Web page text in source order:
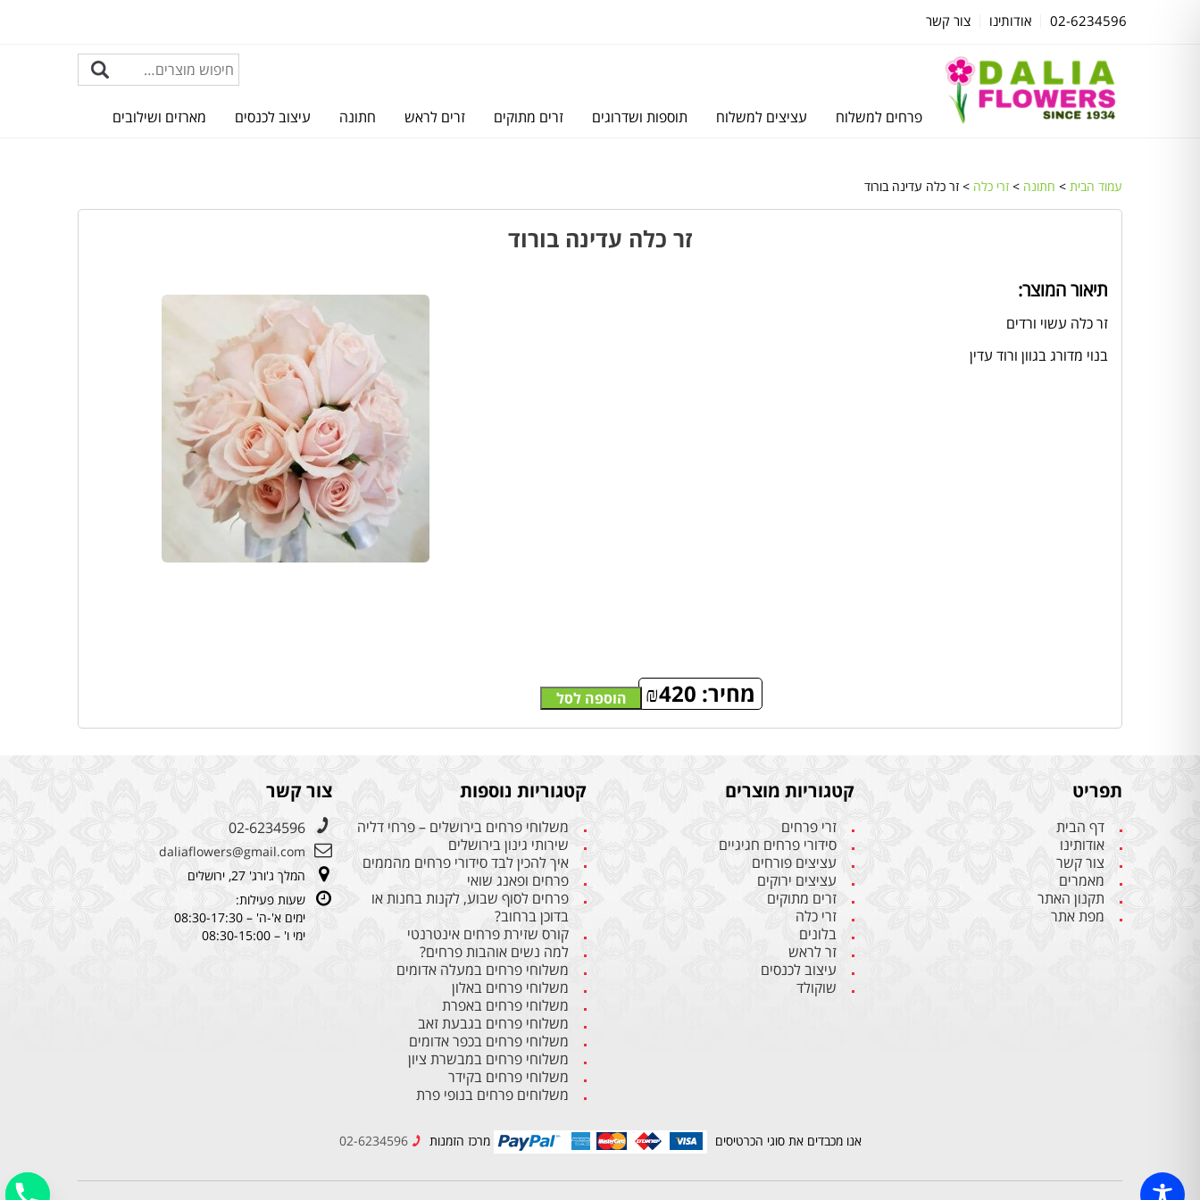
02-6234596 אודותינו צור קשר
פרחים למשלוח עציצים למשלוח תוספות ושדרוגים זרים מתוקים זרים לראש חתונה עיצוב לכנסים מארזים ושילובים
עמוד הבית > חתונה > זרי כלה > זר כלה עדינה בורוד
זר כלה עדינה בורוד
תיאור המוצר:
זר כלה עשוי ורדים
בנוי מדורג בגוון ורוד עדין
מחיר: ₪420 הוספה לסל
תפריט
דף הבית
אודותינו
צור קשר
מאמרים
תקנון האתר
מפת אתר
קטגוריות מוצרים
זרי פרחים
סידורי פרחים חגיגיים
עציצים פורחים
עציצים ירוקים
זרים מתוקים
זרי כלה
בלונים
זר לראש
עיצוב לכנסים
שוקולד
קטגוריות נוספות
משלוחי פרחים בירושלים – פרחי דליה
שירותי גינון בירושלים
איך להכין לבד סידורי פרחים מהממים
פרחים ופאנג שואי
פרחים לסוף שבוע, לקנות בחנות או
בדוכן ברחוב?
קורס שזירת פרחים אינטרנטי
למה נשים אוהבות פרחים?
משלוחי פרחים במעלה אדומים
משלוחי פרחים באלון
משלוחי פרחים באפרת
משלוחי פרחים בגבעת זאב
משלוחי פרחים בכפר אדומים
משלוחי פרחים במבשרת ציון
משלוחי פרחים בקידר
משלוחים פרחים בנופי פרת
צור קשר
02-6234596
daliaflowers@gmail.com
המלך ג'ורג' 27, ירושלים
שעות פעילות:
ימים א'-ה' – 08:30-17:30
ימי ו' – 08:30-15:00
אנו מכבדים את סוגי הכרטיסים מרכז הזמנות 02-6234596